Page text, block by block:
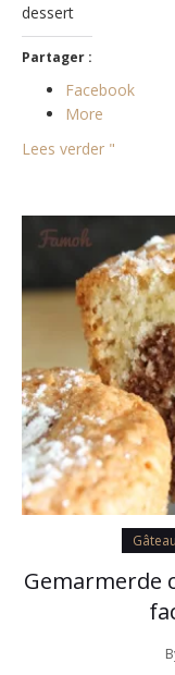
dessert
Partager :
Facebook
More
Lees verder "
Gemarmerde